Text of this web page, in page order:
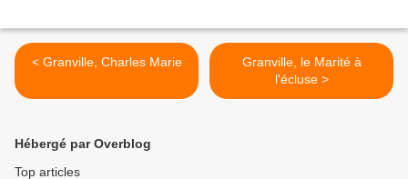
< Granville, Charles Marie
Granville, le Marité à
l'écluse >
Hébergé par Overblog
Top articles